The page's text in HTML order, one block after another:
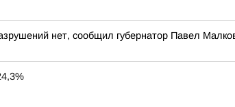
нет, сообщил губернатор Павел